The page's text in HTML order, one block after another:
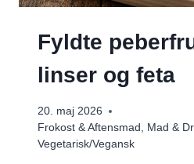
Fyldte
linser og feta
20. maj 2026
Frokost & Aftensmad , Mad &
Vegetarisk/Vegansk